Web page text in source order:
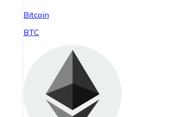
Bitcoin
BTC